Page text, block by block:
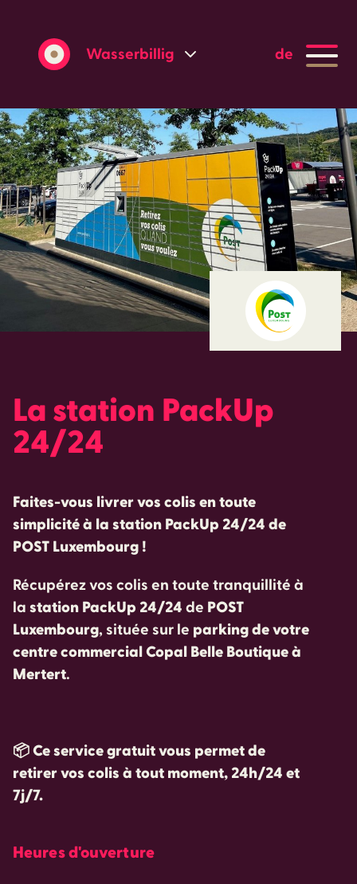
Wasserbillig
Grevenmacher
de
La station PackUp
24/24
Faites-vous livrer vos colis en toute
simplicité à la station PackUp 24/24 de
POST Luxembourg !
Récupérez vos colis en toute tranquillité à
la station PackUp 24/24 de POST
Luxembourg, située sur le parking de votre
centre commercial Copal Belle Boutique à
Mertert.
📦Ce service gratuit vous permet de
retirer vos colis à tout moment, 24h/24 et
7j/7.
Heures d'ouverture